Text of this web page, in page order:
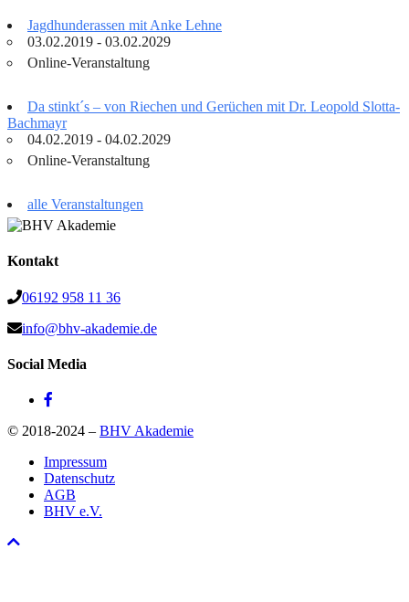
Jagdhunderassen mit Anke Lehne
03.02.2019 - 03.02.2029
Online-Veranstaltung
Da stinkt´s – von Riechen und Gerüchen mit Dr. Leopold Slotta-
Bachmayr
04.02.2019 - 04.02.2029
Online-Veranstaltung
alle Veranstaltungen
Kontakt
06192 958 11 36
info@bhv-akademie.de
Social Media
© 2018-2024 – BHV Akademie
Impressum
Datenschutz
AGB
BHV e.V.